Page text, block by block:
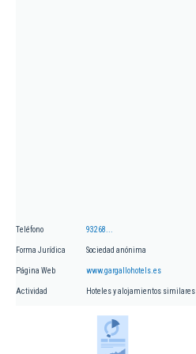
Teléfono 93268...
Forma Jurídica Sociedad anónima
Página Web www.gargallohotels.es
Actividad Hoteles y alojamientos similares